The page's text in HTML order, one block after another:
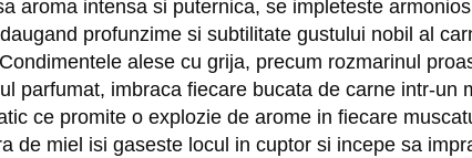
aroma intensa si puternica, se impleteste armonios
profunzime si subtilitate gustului nobil al
alese cu grija, precum rozmarinul
parfumat, imbraca fiecare bucata de carne intr-un
ce promite o explozie de arome in fiecare
de miel isi gaseste locul in cuptor si incepe sa